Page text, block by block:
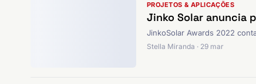
PROJETOS & APLICAÇÕES
Jinko Solar anuncia
JinkoSolar Awards 2022
Stella Miranda · 29 mar